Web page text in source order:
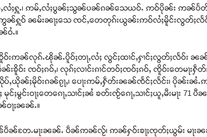
ႇလႆႈႁူႉ၊ ဢမ်ႇလႆႈပွၼ်ႈသွၼ်ပၼ်ၵၼ်သေယဝ်ႉ ဢဝ်ပိုၼ်း ဢ
ဝ်ဢွၼ်ႁူဝ် ၼမ်းၼႃႈသေ ၸင်ႇတေတုၵ်းယွၼ်းဢဝ်လႆႈမိူင်းလွတ်ႈလႅဝ်
ႉ။
ၸိူဝ်းဢၼ်လုၵ်ႉၽိုၼ်ႉပိူဝ်ႈတႃႇလႆႈ လွင်ႈထၢင်ႇႁၢင်ႈလွတ်ႈလႅဝ်း
ၶိူဝ်း ၸဝ်ႈၵဝ်ႇ၊ လုၵ်ႈလၢင်းၵၢင်တဝ်ႈၸဝ်ႈၵဝ်ႇ ၸိူဝ်းတေမႃး
ၼ်ႈမိုဝ်းၵၼ်ၵႂႃႇ၊ ပေႃးဢမ်ႇႁဵတ်းၼၼ်ၸႅင်ႈလႅင်း၊ ပိုၼ်းၼႆႉ
မွင်းဝႃႈတေၵေႃႇသၢင်ႈၼႆ ၶတ်းၸႂ်ၵေႃႇသၢင်ႈယူႇမီးမႃး 71
ဝႃႈၼၼ်ႉ။
ၼ်တႄႉမႃးၼၼ်ႉ ပဵၼ်ဢၼ်လႂ်၊ ဢၼ်ႁဝ်းၶႃႈၸုတ်ႈယွမ်း မႃးၼ